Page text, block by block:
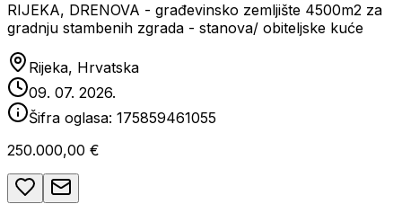
RIJEKA, DRENOVA - građevinsko zemljište 4500m2 za
gradnju stambenih zgrada - stanova/ obiteljske kuće
Rijeka, Hrvatska
09. 07. 2026.
Šifra oglasa: 175859461055
250.000,00 €